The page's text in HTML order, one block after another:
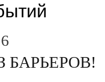
БАРЬЕРОВ!